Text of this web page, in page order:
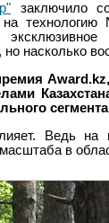
заключило
технологию
, но насколько
Ведь на
в